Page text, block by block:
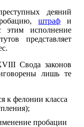
деяний
штраф и
этим исполнение
представляет
Свода законов
лишь те
к фелонии класса
пробации